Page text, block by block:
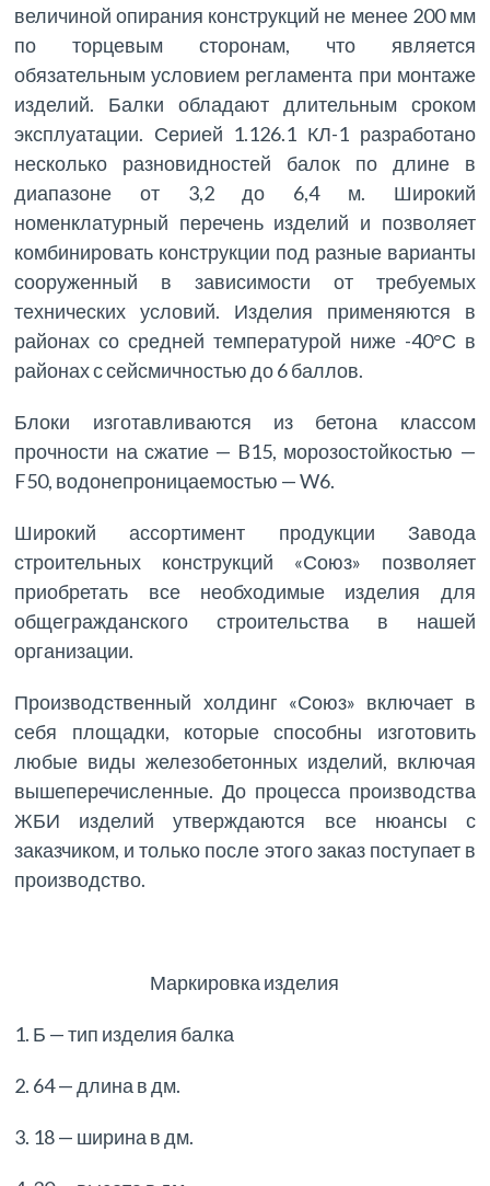
величиной опирания конструкций не менее 200 мм
по торцевым сторонам, что является
обязательным условием регламента при монтаже
изделий. Балки обладают длительным сроком
эксплуатации. Серией 1.126.1 КЛ-1 разработано
несколько разновидностей балок по длине в
диапазоне от 3,2 до 6,4 м. Широкий
номенклатурный перечень изделий и позволяет
комбинировать конструкции под разные варианты
сооруженный в зависимости от требуемых
технических условий. Изделия применяются в
районах со средней температурой ниже -40°С в
районах с сейсмичностью до 6 баллов.
Блоки изготавливаются из бетона классом
прочности на сжатие — B15, морозостойкостью —
F50, водонепроницаемостью — W6.
Широкий ассортимент продукции Завода
строительных конструкций «Союз» позволяет
приобретать все необходимые изделия для
общегражданского строительства в нашей
организации.
Производственный холдинг «Союз» включает в
себя площадки, которые способны изготовить
любые виды железобетонных изделий, включая
вышеперечисленные. До процесса производства
ЖБИ изделий утверждаются все нюансы с
заказчиком, и только после этого заказ поступает в
производство.
Маркировка изделия
1. Б — тип изделия балка
2. 64 — длина в дм.
3. 18 — ширина в дм.